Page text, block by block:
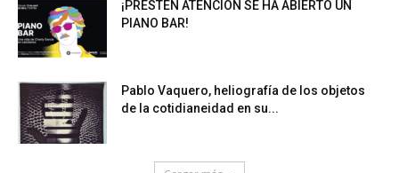
¡PRESTEN ATENCIÓN SE HA ABIERTO UN
PIANO BAR!
Pablo Vaquero, heliografía de los objetos
de la cotidianeidad en su...